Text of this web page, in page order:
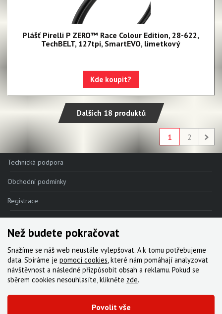
Plášť Pirelli P ZERO™ Race Colour Edition, 28-622,
TechBELT, 127tpi, SmartEVO, limetkový
Kde koupit?
Dalších 18 produktů
1 2
Technická podpora
Obchodní podmínky
Registrace
Reklamace
Kde nakoupit
Kontakt
Servis
Ke stažení
Než budete pokračovat
Snažíme se náš web neustále vylepšovat. A k tomu potřebujeme
data. Sbíráme je pomocí cookies, které nám pomáhají analyzovat
návštěvnost a následně přizpůsobit obsah a reklamu. Pokud se
sběrem cookies nesouhlasíte, klikněte zde.
Povolit vše